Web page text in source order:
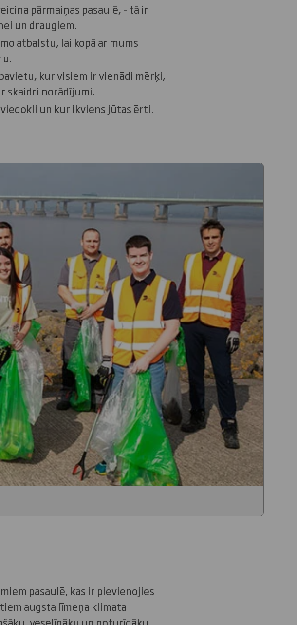
pārmaiņas pasaulē, - tā ir
un draugiem.
atbalstu, lai kopā ar mums
kur visiem ir vienādi mērķi,
skaidri norādījumi.
un kur ikviens jūtas ērti.
pasaulē, kas ir pievienojies
augsta līmeņa klimata
veselīgāku un noturīgāku